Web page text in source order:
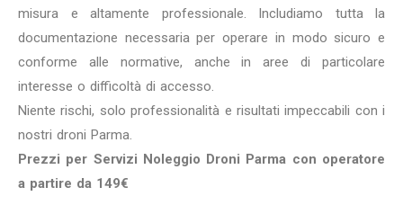
misura e altamente professionale. Includiamo tutta la
documentazione necessaria per operare in modo sicuro e
conforme alle normative, anche in aree di particolare
interesse o difficoltà di accesso.
Niente rischi, solo professionalità e risultati impeccabili con i
nostri droni Parma.
Prezzi per Servizi Noleggio Droni Parma con operatore
a partire da 149€